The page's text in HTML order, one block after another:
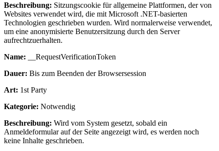
Beschreibung: Sitzungscookie für allgemeine Plattformen, der von
Websites verwendet wird, die mit Microsoft .NET-basierten
Technologien geschrieben wurden. Wird normalerweise verwendet,
um eine anonymisierte Benutzersitzung durch den Server
aufrechtzuerhalten.
Name: __RequestVerificationToken
Dauer: Bis zum Beenden der Browsersession
Art: 1st Party
Kategorie: Notwendig
Beschreibung: Wird vom System gesetzt, sobald ein
Anmeldeformular auf der Seite angezeigt wird, es werden noch
keine Inhalte geschrieben.